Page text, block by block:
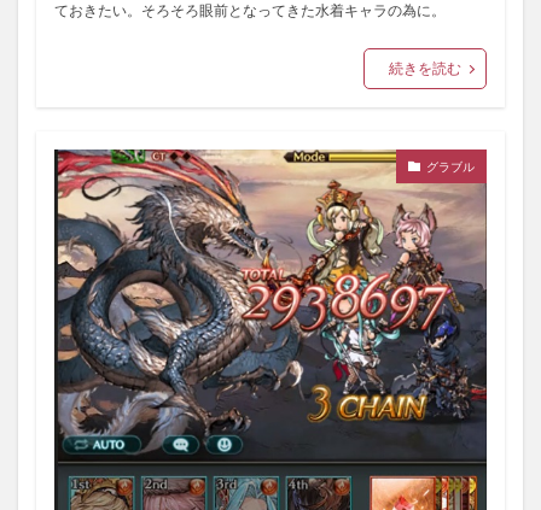
ておきたい。そろそろ眼前となってきた水着キャラの為に。
続きを読む
グラブル